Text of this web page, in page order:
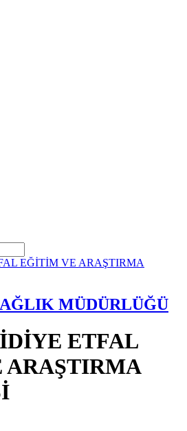
MÜDÜRLÜĞÜ
ETFAL